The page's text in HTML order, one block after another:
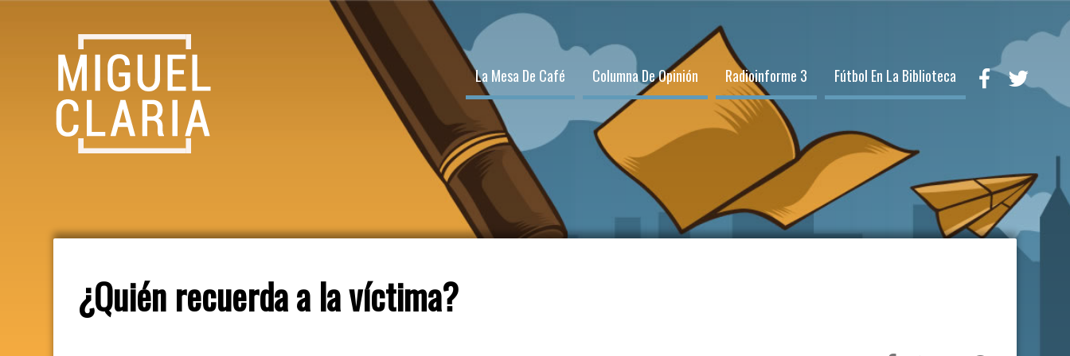
La Mesa De Café Columna De Opinión Radioinforme 3 Fútbol En La Biblioteca
¿Quién recuerda a la víctima?